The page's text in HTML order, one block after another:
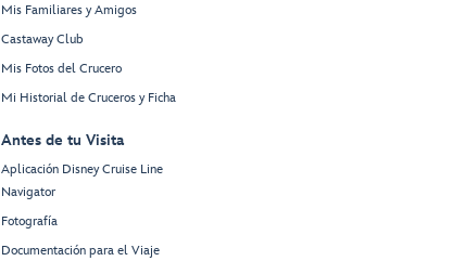
Mis Familiares y Amigos
Castaway Club
Mis Fotos del Crucero
Mi Historial de Cruceros y Ficha
Antes de tu Visita
Aplicación Disney Cruise Line
Navigator
Fotografía
Documentación para el Viaje